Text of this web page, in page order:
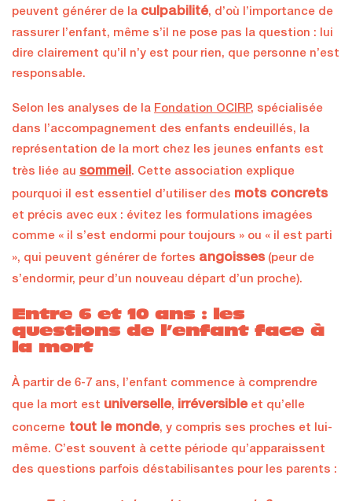
peuvent générer de la culpabilité, d’où l’importance de
rassurer l’enfant, même s’il ne pose pas la question : lui
dire clairement qu’il n’y est pour rien, que personne n’est
responsable.
Selon les analyses de la Fondation OCIRP, spécialisée
dans l’accompagnement des enfants endeuillés, la
représentation de la mort chez les jeunes enfants est
très liée au sommeil. Cette association explique
pourquoi il est essentiel d’utiliser des mots concrets
et précis avec eux : évitez les formulations imagées
comme « il s’est endormi pour toujours » ou « il est parti
», qui peuvent générer de fortes angoisses (peur de
s’endormir, peur d’un nouveau départ d’un proche).
Entre 6 et 10 ans : les
questions de l’enfant face à
la mort
À partir de 6-7 ans, l’enfant commence à comprendre
que la mort est universelle, irréversible et qu’elle
concerne tout le monde, y compris ses proches et lui-
même. C’est souvent à cette période qu’apparaissent
des questions parfois déstabilisantes pour les parents :